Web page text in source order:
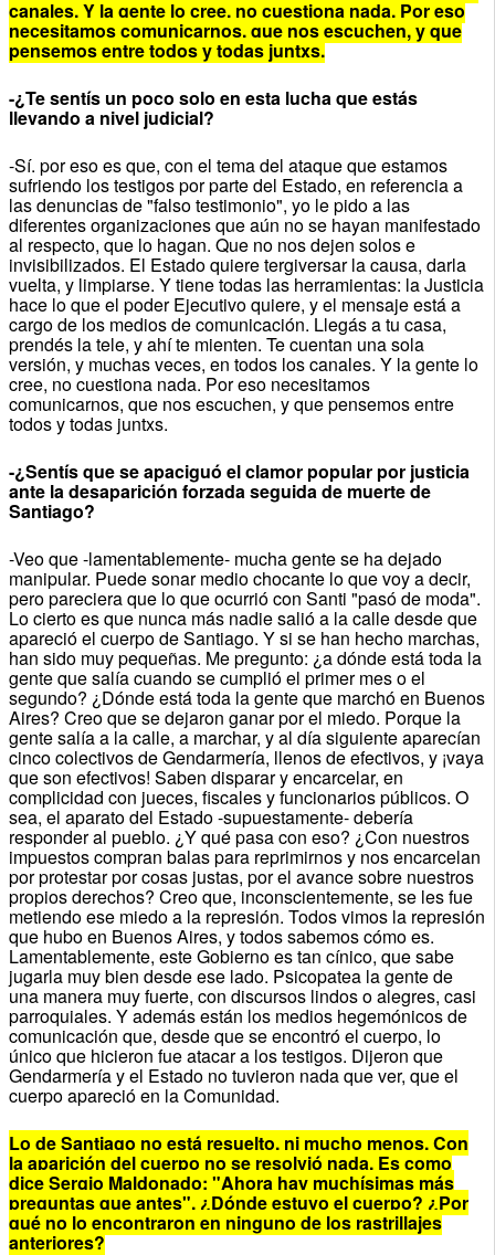
canales. Y la gente lo cree, no cuestiona nada. Por eso
necesitamos comunicarnos, que nos escuchen, y que
pensemos entre todos y todas juntxs.
-¿Te sentís un poco solo en esta lucha que estás
llevando a nivel judicial?
-Sí. por eso es que, con el tema del ataque que estamos
sufriendo los testigos por parte del Estado, en referencia a
las denuncias de "falso testimonio", yo le pido a las
diferentes organizaciones que aún no se hayan manifestado
al respecto, que lo hagan. Que no nos dejen solos e
invisibilizados. El Estado quiere tergiversar la causa, darla
vuelta, y limpiarse. Y tiene todas las herramientas: la Justicia
hace lo que el poder Ejecutivo quiere, y el mensaje está a
cargo de los medios de comunicación. Llegás a tu casa,
prendés la tele, y ahí te mienten. Te cuentan una sola
versión, y muchas veces, en todos los canales. Y la gente lo
cree, no cuestiona nada. Por eso necesitamos
comunicarnos, que nos escuchen, y que pensemos entre
todos y todas juntxs.
-¿Sentís que se apaciguó el clamor popular por justicia
ante la desaparición forzada seguida de muerte de
Santiago?
-Veo que -lamentablemente- mucha gente se ha dejado
manipular. Puede sonar medio chocante lo que voy a decir,
pero pareciera que lo que ocurrió con Santi "pasó de moda".
Lo cierto es que nunca más nadie salió a la calle desde que
apareció el cuerpo de Santiago. Y si se han hecho marchas,
han sido muy pequeñas. Me pregunto: ¿a dónde está toda la
gente que salía cuando se cumplió el primer mes o el
segundo? ¿Dónde está toda la gente que marchó en Buenos
Aires? Creo que se dejaron ganar por el miedo. Porque la
gente salía a la calle, a marchar, y al día siguiente aparecían
cinco colectivos de Gendarmería, llenos de efectivos, y ¡vaya
que son efectivos! Saben disparar y encarcelar, en
complicidad con jueces, fiscales y funcionarios públicos. O
sea, el aparato del Estado -supuestamente- debería
responder al pueblo. ¿Y qué pasa con eso? ¿Con nuestros
impuestos compran balas para reprimirnos y nos encarcelan
por protestar por cosas justas, por el avance sobre nuestros
propios derechos? Creo que, inconscientemente, se les fue
metiendo ese miedo a la represión. Todos vimos la represión
que hubo en Buenos Aires, y todos sabemos cómo es.
Lamentablemente, este Gobierno es tan cínico, que sabe
jugarla muy bien desde ese lado. Psicopatea la gente de
una manera muy fuerte, con discursos lindos o alegres, casi
parroquiales. Y además están los medios hegemónicos de
comunicación que, desde que se encontró el cuerpo, lo
único que hicieron fue atacar a los testigos. Dijeron que
Gendarmería y el Estado no tuvieron nada que ver, que el
cuerpo apareció en la Comunidad.
Lo de Santiago no está resuelto, ni mucho menos. Con
la aparición del cuerpo no se resolvió nada. Es como
dice Sergio Maldonado: "Ahora hay muchísimas más
preguntas que antes". ¿Dónde estuvo el cuerpo? ¿Por
qué no lo encontraron en ninguno de los rastrillajes
anteriores?